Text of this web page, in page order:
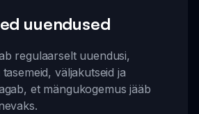
uuendused
regulaarselt uuendusi,
väljakutseid ja
et mängukogemus jääb